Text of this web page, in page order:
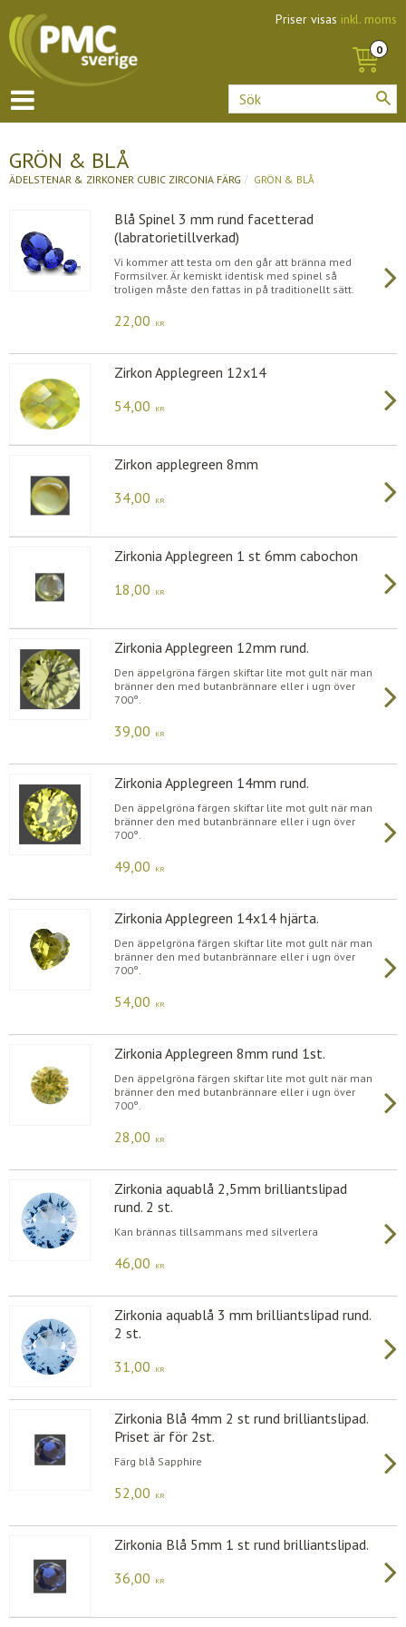
Priser visas inkl. moms
GRÖN & BLÅ
ÄDELSTENAR & ZIRKONER CUBIC ZIRCONIA FÄRG GRÖN & BLÅ
Blå Spinel 3 mm rund facetterad
(labratorietillverkad)
Vi kommer att testa om den går att bränna med
Formsilver. Är kemiskt identisk med spinel så
troligen måste den fattas in på traditionellt sätt.
22,00 KR
Zirkon Applegreen 12x14
54,00
KR
Zirkon applegreen 8mm
34,00
KR
Zirkonia Applegreen 1 st 6mm cabochon
18,00
KR
Zirkonia Applegreen 12mm rund.
Den äppelgröna färgen skiftar lite mot gult när man
bränner den med butanbrännare eller i ugn över
700°.
39,00 KR
Zirkonia Applegreen 14mm rund.
Den äppelgröna färgen skiftar lite mot gult när man
bränner den med butanbrännare eller i ugn över
700°.
49,00 KR
Zirkonia Applegreen 14x14 hjärta.
Den äppelgröna färgen skiftar lite mot gult när man
bränner den med butanbrännare eller i ugn över
700°.
54,00 KR
Zirkonia Applegreen 8mm rund 1st.
Den äppelgröna färgen skiftar lite mot gult när man
bränner den med butanbrännare eller i ugn över
700°.
28,00 KR
Zirkonia aquablå 2,5mm brilliantslipad
rund. 2 st.
Kan brännas tillsammans med silverlera
46,00 KR
Zirkonia aquablå 3 mm brilliantslipad rund.
2 st.
31,00
KR
Zirkonia Blå 4mm 2 st rund brilliantslipad.
Priset är för 2st.
Färg blå Sapphire
52,00 KR
Zirkonia Blå 5mm 1 st rund brilliantslipad.
36,00
KR